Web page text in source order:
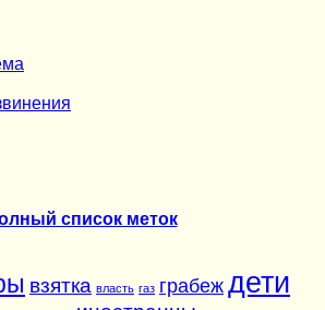
список меток
взятка власть газ грабеж дети